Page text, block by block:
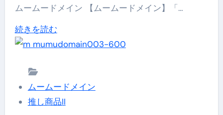
ポ
ー
ト！
い
て
新
い
始
に
ムームードメイン 【ムームードメイン】「…
続きを読む【ム
ー
ド
メ
ムームードメイン
推し商品II